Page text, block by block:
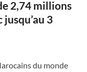
2,74 millions
3
du monde